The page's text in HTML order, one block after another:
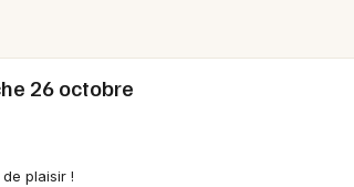
en Savoie
26 octobre
plaisir !